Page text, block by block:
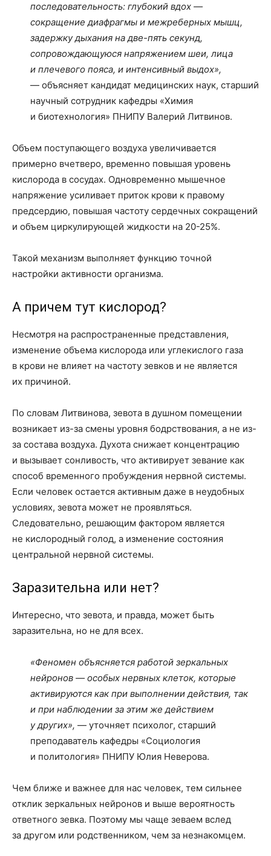
последовательность: глубокий вдох —
сокращение диафрагмы и межреберных мышц,
задержку дыхания на две-пять секунд,
сопровождающуюся напряжением шеи, лица
и плечевого пояса, и интенсивный выдох»,
— объясняет кандидат медицинских наук, старший
научный сотрудник кафедры «Химия
и биотехнология» ПНИПУ Валерий Литвинов.
Объем поступающего воздуха увеличивается
примерно вчетверо, временно повышая уровень
кислорода в сосудах. Одновременно мышечное
напряжение усиливает приток крови к правому
предсердию, повышая частоту сердечных сокращений
и объем циркулирующей жидкости на 20-25%.
Такой механизм выполняет функцию точной
настройки активности организма.
А причем тут кислород?
Несмотря на распространенные представления,
изменение объема кислорода или углекислого газа
в крови не влияет на частоту зевков и не является
их причиной.
По словам Литвинова, зевота в душном помещении
возникает из-за смены уровня бодрствования, а не из-
за состава воздуха. Духота снижает концентрацию
и вызывает сонливость, что активирует зевание как
способ временного пробуждения нервной системы.
Если человек остается активным даже в неудобных
условиях, зевота может не проявляться.
Следовательно, решающим фактором является
не кислородный голод, а изменение состояния
центральной нервной системы.
Заразительна или нет?
Интересно, что зевота, и правда, может быть
заразительна, но не для всех.
«Феномен объясняется работой зеркальных
нейронов — особых нервных клеток, которые
активируются как при выполнении действия, так
и при наблюдении за этим же действием
у других», — уточняет психолог, старший
преподаватель кафедры «Социология
и политология» ПНИПУ Юлия Неверова.
Чем ближе и важнее для нас человек, тем сильнее
отклик зеркальных нейронов и выше вероятность
ответного зевка. Поэтому мы чаще зеваем вслед
за другом или родственником, чем за незнакомцем.